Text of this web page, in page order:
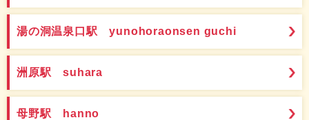
湯の洞温泉口駅 yunohoraonsen guchi
洲原駅 suhara
母野駅 hanno